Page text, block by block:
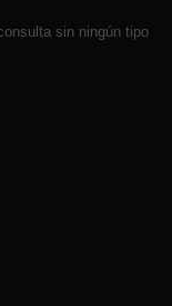
sin ningún tipo